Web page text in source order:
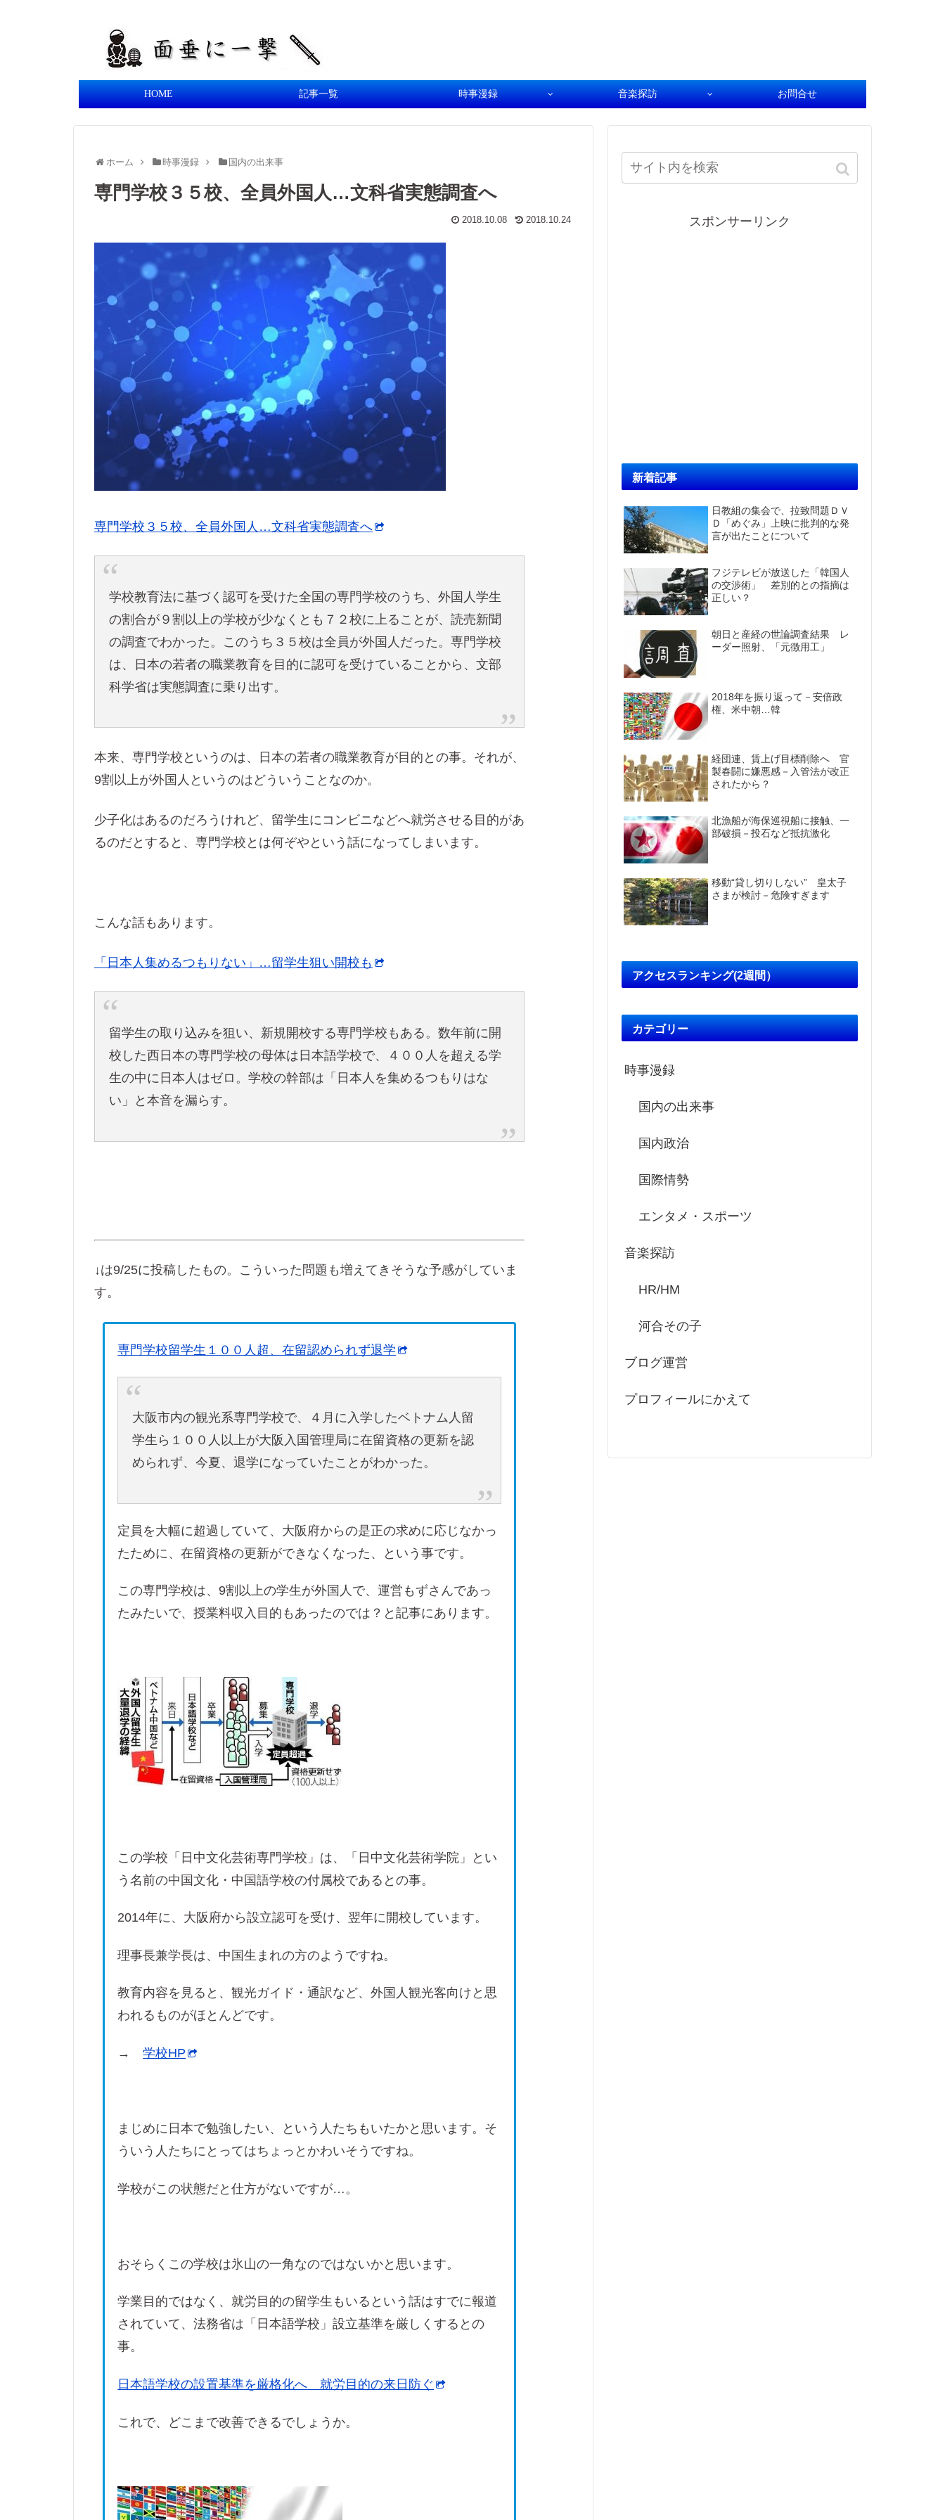
HOME 記事一覧 時事漫録 音楽探訪 お問合せ
ホーム 時事漫録 国内の出来事
専門学校３５校、全員外国人…文科省実態調査へ
2018.10.24
2018.10.08
専門学校３５校、全員外国人…文科省実態調査へ
学校教育法に基づく認可を受けた全国の専門学校のうち、外国人学生
の割合が９割以上の学校が少なくとも７２校に上ることが、読売新聞
の調査でわかった。このうち３５校は全員が外国人だった。専門学校
は、日本の若者の職業教育を目的に認可を受けていることから、文部
科学省は実態調査に乗り出す。
本来、専門学校というのは、日本の若者の職業教育が目的との事。それが、
9割以上が外国人というのはどういうことなのか。
少子化はあるのだろうけれど、留学生にコンビニなどへ就労させる目的があ
るのだとすると、専門学校とは何ぞやという話になってしまいます。
こんな話もあります。
「日本人集めるつもりない」…留学生狙い開校も
留学生の取り込みを狙い、新規開校する専門学校もある。数年前に開
校した西日本の専門学校の母体は日本語学校で、４００人を超える学
生の中に日本人はゼロ。学校の幹部は「日本人を集めるつもりはな
い」と本音を漏らす。
↓は9/25に投稿したもの。こういった問題も増えてきそうな予感がしていま
す。
専門学校留学生１００人超、在留認められず退学
大阪市内の観光系専門学校で、４月に入学したベトナム人留
学生ら１００人以上が大阪入国管理局に在留資格の更新を認
められず、今夏、退学になっていたことがわかった。
定員を大幅に超過していて、大阪府からの是正の求めに応じなかっ
たために、在留資格の更新ができなくなった、という事です。
この専門学校は、9割以上の学生が外国人で、運営もずさんであっ
たみたいで、授業料収入目的もあったのでは？と記事にあります。
この学校「日中文化芸術専門学校」は、「日中文化芸術学院」とい
う名前の中国文化・中国語学校の付属校であるとの事。
2014年に、大阪府から設立認可を受け、翌年に開校しています。
理事長兼学長は、中国生まれの方のようですね。
教育内容を見ると、観光ガイド・通訳など、外国人観光客向けと思
われるものがほとんどです。
→学校HP
まじめに日本で勉強したい、という人たちもいたかと思います。そ
ういう人たちにとってはちょっとかわいそうですね。
学校がこの状態だと仕方がないですが…。
おそらくこの学校は氷山の一角なのではないかと思います。
学業目的ではなく、就労目的の留学生もいるという話はすでに報道
されていて、法務省は「日本語学校」設立基準を厳しくするとの
事。
日本語学校の設置基準を厳格化へ 就労目的の来日防ぐ
これで、どこまで改善できるでしょうか。
スポンサーリンク
新着記事
日教組の集会で、拉致問題ＤＶ
Ｄ「めぐみ」上映に批判的な発
言が出たことについて
フジテレビが放送した「韓国人
の交渉術」 差別的との指摘は
正しい？
朝日と産経の世論調査結果 レ
ーダー照射、「元徴用工」
2018年を振り返って－安倍政
権、米中朝…韓
経団連、賃上げ目標削除へ 官
製春闘に嫌悪感－入管法が改正
されたから？
北漁船が海保巡視船に接触、一
部破損－投石など抵抗激化
移動“貸し切りしない” 皇太子
さまが検討－危険すぎます
アクセスランキング(2週間）
カテゴリー
時事漫録
国内の出来事
国内政治
国際情勢
エンタメ・スポーツ
音楽探訪
HR/HM
河合その子
ブログ運営
プロフィールにかえて